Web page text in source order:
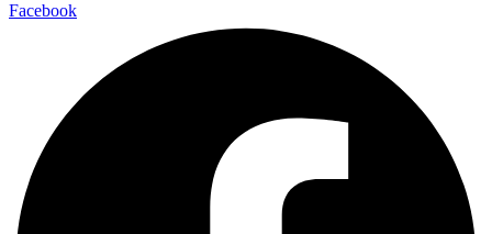
Facebook